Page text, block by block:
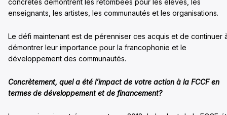
concrètes démontrent les retombées pour les élèves, les
enseignants, les artistes, les communautés et les organisations.
Le défi maintenant est de pérenniser ces acquis et de continuer
démontrer leur importance pour la francophonie et le
développement des communautés.
Concrètement, quel a été l’impact de votre action à la FCCF en
termes de développement et de financement?